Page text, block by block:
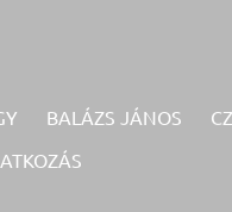
BALÁZS JÁNOS